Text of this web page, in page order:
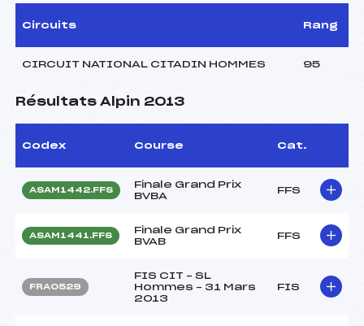
Circuits Rang
CIRCUIT NATIONAL CITADIN HOMMES 95
Résultats Alpin 2013
Codex Course Cat.
ASAM1442.FFS
Finale Grand Prix
BVBA
FFS
ASAM1441.FFS
Finale Grand Prix
BVAB
FFS
FRA0529
FIS CIT – SL
Hommes – 31 Mars
2013
FIS